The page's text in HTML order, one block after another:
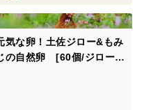
気な卵！土佐ジロー&もみ
の自然卵 [60個/ジロー20